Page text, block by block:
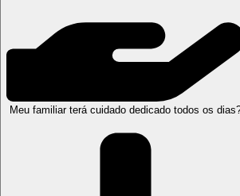
Meu familiar terá cuidado dedicado todos os